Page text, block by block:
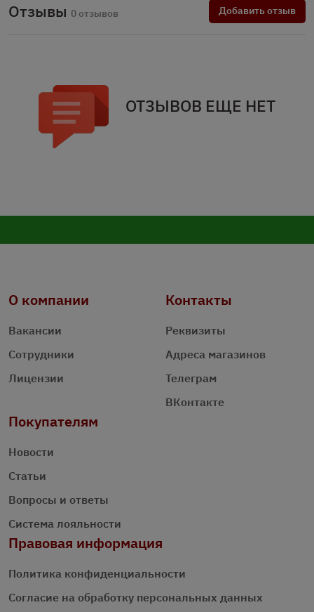
Отзывы 0 отзывов Добавить отзыв
ОТЗЫВОВ ЕЩЕ НЕТ
О компании
Вакансии
Сотрудники
Лицензии
Контакты
Реквизиты
Адреса магазинов
Телеграм
ВКонтакте
Покупателям
Новости
Статьи
Вопросы и ответы
Система лояльности
Правовая информация
Политика конфиденциальности
Согласие на обработку персональных данных